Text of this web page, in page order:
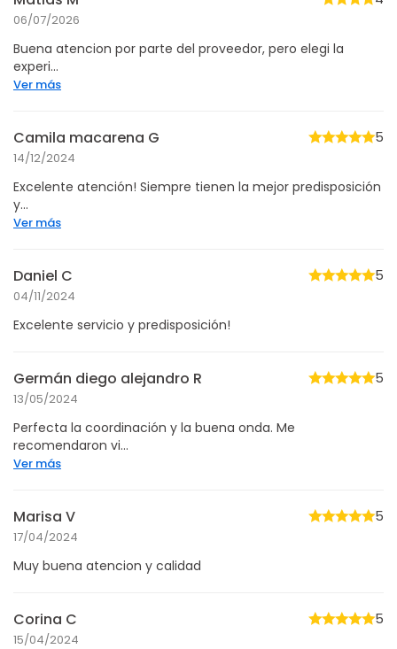
06/07/2026
Buena atencion por parte del proveedor, pero elegi la
experi...
Ver más
Camila macarena G
14/12/2024
5
Excelente atención! Siempre tienen la mejor predisposición
y...
Ver más
Daniel C
04/11/2024
5
Excelente servicio y predisposición!
Germán diego alejandro R
13/05/2024
5
Perfecta la coordinación y la buena onda. Me
recomendaron vi...
Ver más
Marisa V
17/04/2024
5
Muy buena atencion y calidad
Corina C
15/04/2024
5